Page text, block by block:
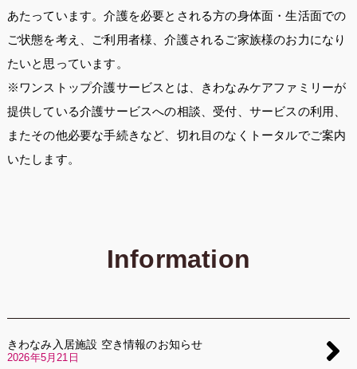
あたっています。介護を必要とされる方の身体面・生活面での
ご状態を考え、ご利用者様、介護されるご家族様のお力になり
たいと思っています。
※ワンストップ介護サービスとは、きわなみケアファミリーが
提供している介護サービスへの相談、受付、サービスの利用、
またその他必要な手続きなど、切れ目のなくトータルでご案内
いたします。
Information
2026年5月21日
きわなみ入居施設 空き情報のお知らせ